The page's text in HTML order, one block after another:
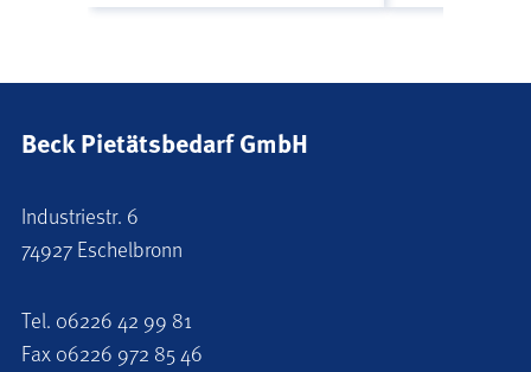
Beck Pietätsbedarf GmbH
Industriestr. 6
74927 Eschelbronn
Tel. 06226 42 99 81
Fax 06226 972 85 46